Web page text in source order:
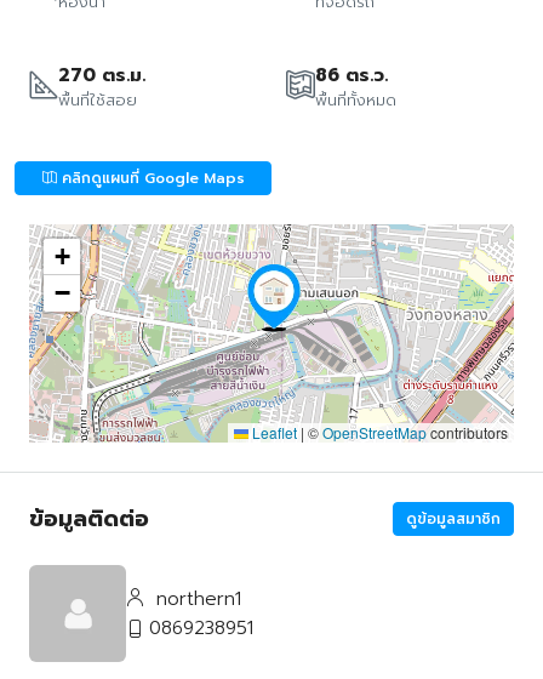
270 ตร.ม.
พื้นที่ใช้สอย
86 ตร.ว.
พื้นที่ทั้งหมด
คลิกดูแผนที่ Google Maps
+
−
Leaflet | ©OpenStreetMapcontributors
ข้อมูลติดต่อ ดูข้อมูลสมาชิก
northern1
0869238951